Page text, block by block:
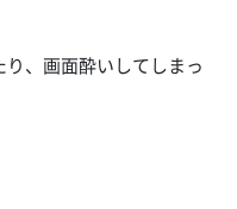
、画面酔いしてしまっ